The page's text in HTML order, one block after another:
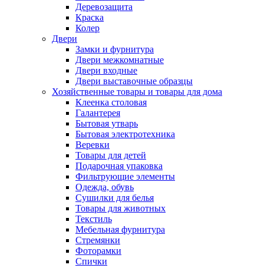
Деревозащита
Краска
Колер
Двери
Замки и фурнитура
Двери межкомнатные
Двери входные
Двери выставочные образцы
Хозяйственные товары и товары для дома
Клеенка столовая
Галантерея
Бытовая утварь
Бытовая электротехника
Веревки
Товары для детей
Подарочная упаковка
Фильтрующие элементы
Одежда, обувь
Сушилки для белья
Товары для животных
Текстиль
Мебельная фурнитура
Стремянки
Фоторамки
Спички